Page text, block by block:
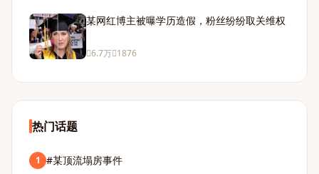
某网红博主被曝学历造假，粉丝纷纷取关维权
6.7万 1876
热门话题
1 #某顶流塌房事件